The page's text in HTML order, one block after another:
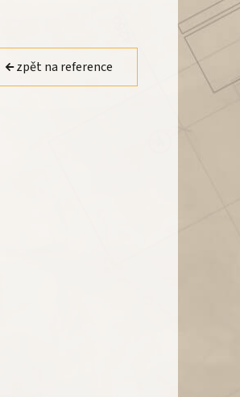
zpět na reference